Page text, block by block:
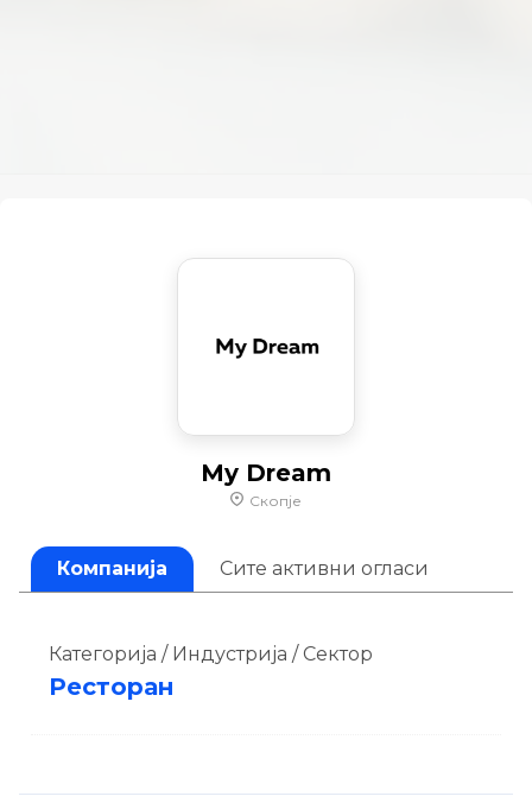
My Dream
Скопје
Компанија Сите активни огласи
Категорија / Индустрија / Сектор
Ресторан